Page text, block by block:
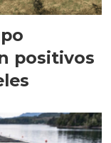
positivos